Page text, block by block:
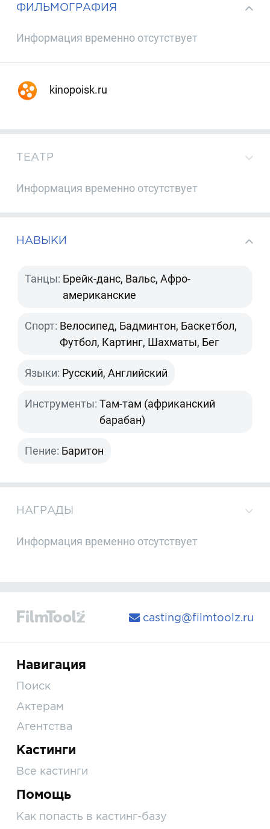
ФИЛЬМОГРАФИЯ
Информация временно отсутствует
kinopoisk.ru
ТЕАТР
Информация временно отсутствует
НАВЫКИ
Танцы: Брейк-данс, Вальс, Афро-
американские
Спорт: Велосипед, Бадминтон, Баскетбол,
Футбол, Картинг, Шахматы, Бег
Языки: Русский, Английский
Инструменты: Там-там (африканский
барабан)
Пение: Баритон
НАГРАДЫ
Информация временно отсутствует
casting@filmtoolz.ru
Навигация
Поиск
Актерам
Агентства
Кастинги
Все кастинги
Помощь
Как попасть в кастинг-базу